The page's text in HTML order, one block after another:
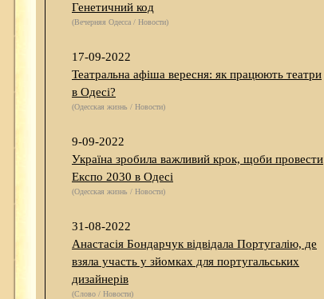
Генетичний код
(Вечерняя Одесса / Новости)
17-09-2022
Театральна афіша вересня: як працюють театри
в Одесі?
(Одесская жизнь / Новости)
9-09-2022
Україна зробила важливий крок, щоби провести
Експо 2030 в Одесі
(Одесская жизнь / Новости)
31-08-2022
Анастасія Бондарчук відвідала Португалію, де
взяла участь у зйомках для португальських
дизайнерів
(Слово / Новости)